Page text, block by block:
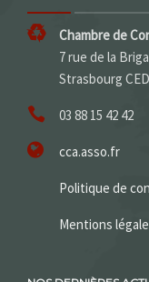
Chambre de
7 rue de la
Strasbourg
03 88 15 42 42
cca.asso.fr
Politique de
Mentions